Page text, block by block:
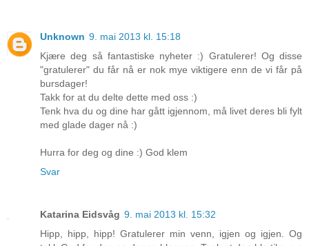
Unknown 9. mai 2013 kl. 15:18
Kjære deg så fantastiske nyheter :) Gratulerer! Og disse
"gratulerer" du får nå er nok mye viktigere enn de vi får på
bursdager!
Takk for at du delte dette med oss :)
Tenk hva du og dine har gått igjennom, må livet deres bli fylt
med glade dager nå :)
Hurra for deg og dine :) God klem
Svar
Katarina Eidsvåg 9. mai 2013 kl. 15:32
Hipp, hipp, hipp! Gratulerer min venn, igjen og igjen. Og